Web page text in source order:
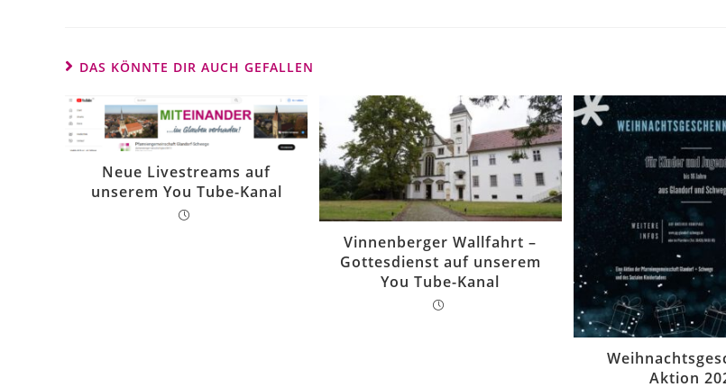
DAS KÖNNTE DIR AUCH GEFALLEN
Neue Livestreams auf
unserem You Tube-Kanal
Vinnenberger Wallfahrt –
Gottesdienst auf unserem
You Tube-Kanal
Aktion